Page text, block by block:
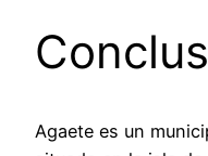
Agaete es un